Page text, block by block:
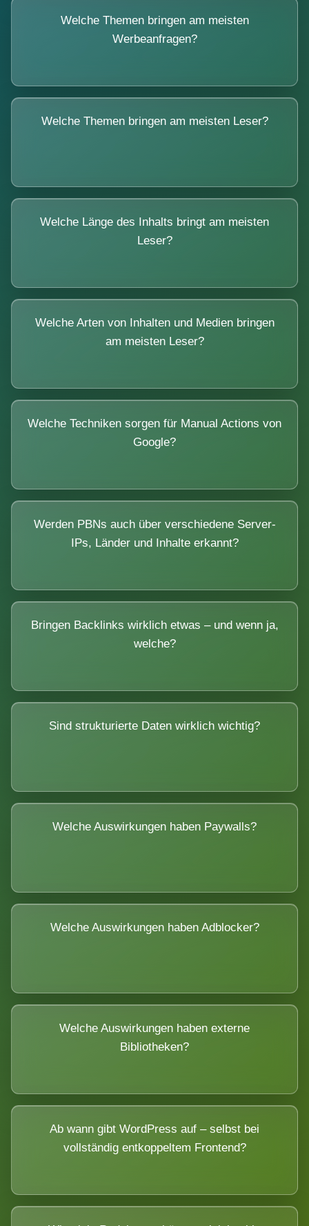
Welche Themen bringen am meisten
Werbeanfragen?
Welche Themen bringen am meisten Leser?
Welche Länge des Inhalts bringt am meisten
Leser?
Welche Arten von Inhalten und Medien bringen
am meisten Leser?
Welche Techniken sorgen für Manual Actions von
Google?
Werden PBNs auch über verschiedene Server-
IPs, Länder und Inhalte erkannt?
Bringen Backlinks wirklich etwas – und wenn ja,
welche?
Sind strukturierte Daten wirklich wichtig?
Welche Auswirkungen haben Paywalls?
Welche Auswirkungen haben Adblocker?
Welche Auswirkungen haben externe
Bibliotheken?
Ab wann gibt WordPress auf – selbst bei
vollständig entkoppeltem Frontend?